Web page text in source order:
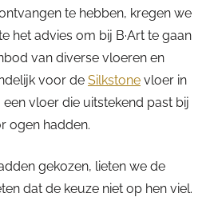
te hebben, kregen we
het advies om bij B·Art te gaan
van diverse vloeren en
voor de Silkstone vloer in
vloer die uitstekend past bij
ogen hadden.
gekozen, lieten we de
dat de keuze niet op hen viel.